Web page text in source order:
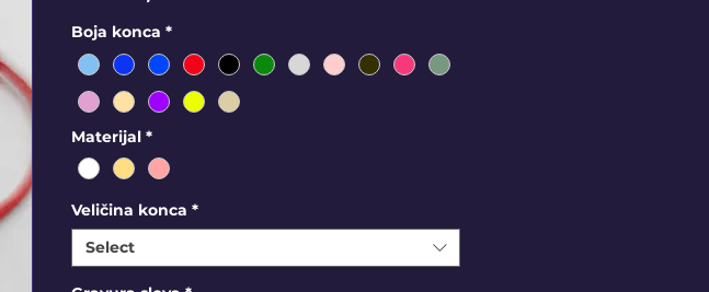
Boja konca *
Materijal *
Veličina konca *
Select